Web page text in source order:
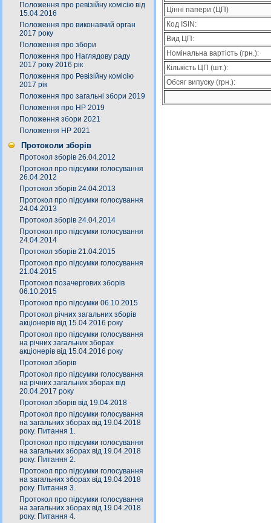
Положення про ревізійну комісію від
15.04.2016
Положення про виконавчий орган
2017 року
Положення про збори
Положення про Наглядову раду
2017 року 2016 рік
Положення про Ревізійну комісію
2017 рік
Положення про загальні збори 2019
Положення про НР 2019
Положення збори 2021
Положення НР 2021
Протоколи зборів
Протокол зборів 26.04.2012
Протокол про підсумки голосування
26.04.2012
Протокол зборів 24.04.2013
Протокол про підсумки голосування
24.04.2013
Протокол зборів 24.04.2014
Протокол про підсумки голосування
24.04.2014
Протокол зборів 21.04.2015
Протокол про підсумки голосування
21.04.2015
Протокол позачергових зборів
06.10.2015
Протокол про підсумки 06.10.2015
Протокол річних загальних зборів
акціонерів від 15.04.2016 року
Протокол про підсумки голосування
на річних загальних зборах
акціонерів від 15.04.2016 року
Протокол зборів
Протокол про підсумки голосування
на річних загальних зборах від
20.04.2017 року
Протокол зборів від 19.04.2018
Протокол про підсумки голосування
на загальних зборах від 19.04.2018
року. Питання 1.
Протокол про підсумки голосування
на загальних зборах від 19.04.2018
року. Питання 2.
Протокол про підсумки голосування
на загальних зборах від 19.04.2018
року. Питання 3.
Протокол про підсумки голосування
на загальних зборах від 19.04.2018
року. Питання 4.
Цінні папери (ЦП)
Код ISIN:
Вид ЦП:
Номінальна вартість (грн.):
Кількість ЦП (шт.):
Обсяг випуску (грн.):